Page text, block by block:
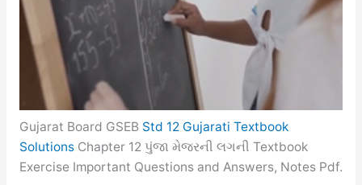
Gujarat Board GSEB Std 12 Gujarati Textbook
SolutionsChapter 12 પુંજા મેજરની લગની Textbook
Exercise Important Questions and Answers, Notes Pdf.